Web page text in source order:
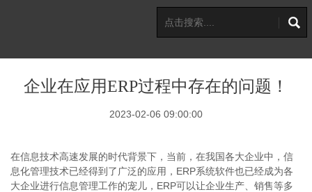
企业在应用ERP过程中存在的问题！
2023-02-06 09:00:00
在信息技术高速发展的时代背景下，当前，在我国各大企业中，信
息化管理技术已经得到了广泛的应用，ERP系统软件也已经成为各
大企业进行信息管理工作的宠儿，ERP可以让企业生产、销售等多